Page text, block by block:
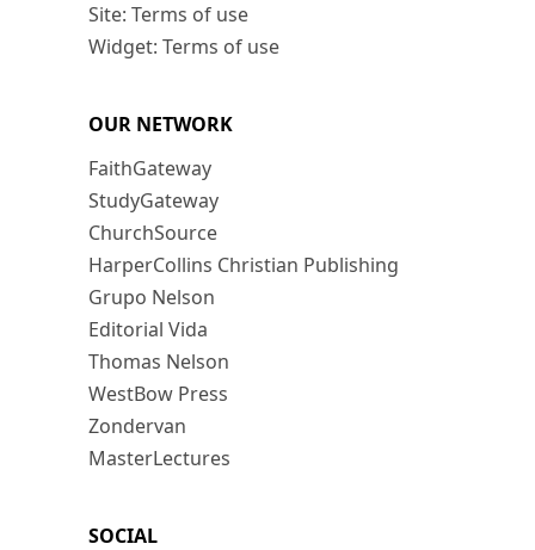
Site: Terms of use
Widget: Terms of use
OUR NETWORK
FaithGateway
StudyGateway
ChurchSource
HarperCollins Christian Publishing
Grupo Nelson
Editorial Vida
Thomas Nelson
WestBow Press
Zondervan
MasterLectures
SOCIAL